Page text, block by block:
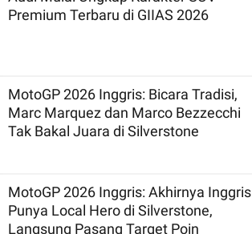
Premium Terbaru di GIIAS 2026
MotoGP 2026 Inggris: Bicara Tradisi,
Marc Marquez dan Marco Bezzecchi
Tak Bakal Juara di Silverstone
MotoGP 2026 Inggris: Akhirnya Inggris
Punya Local Hero di Silverstone,
Langsung Pasang Target Poin